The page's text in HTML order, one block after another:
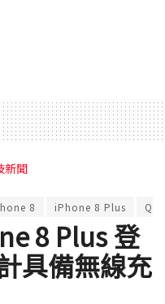
新聞
8 iPhone 8 Plus QI
8 Plus 登
具備無線充